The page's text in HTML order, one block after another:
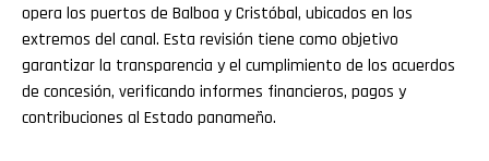
opera los puertos de Balboa y Cristóbal, ubicados en los
extremos del canal. Esta revisión tiene como objetivo
garantizar la transparencia y el cumplimiento de los acuerdos
de concesión, verificando informes financieros, pagos y
contribuciones al Estado panameño.
Email